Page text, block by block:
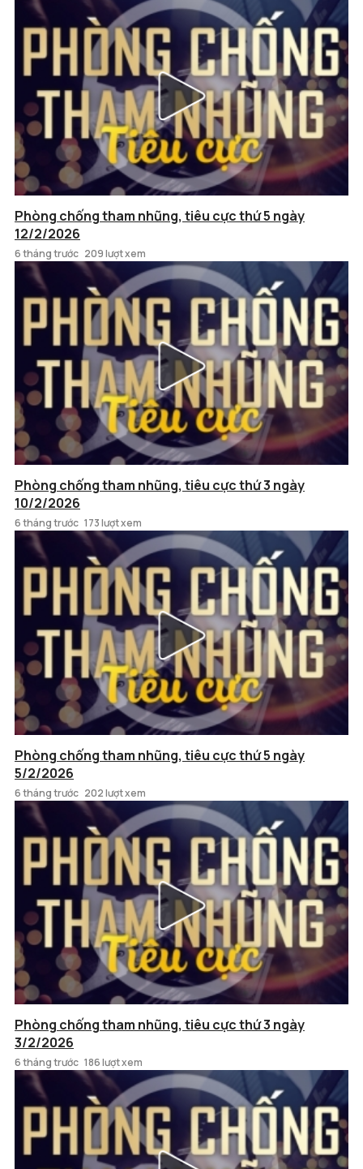
Phòng chống tham nhũng, tiêu cực thứ 5 ngày
12/2/2026
6 tháng trước 209 lượt xem
Phòng chống tham nhũng, tiêu cực thứ 3 ngày
10/2/2026
6 tháng trước 173 lượt xem
Phòng chống tham nhũng, tiêu cực thứ 5 ngày
5/2/2026
6 tháng trước 202 lượt xem
Phòng chống tham nhũng, tiêu cực thứ 3 ngày
3/2/2026
6 tháng trước 186 lượt xem